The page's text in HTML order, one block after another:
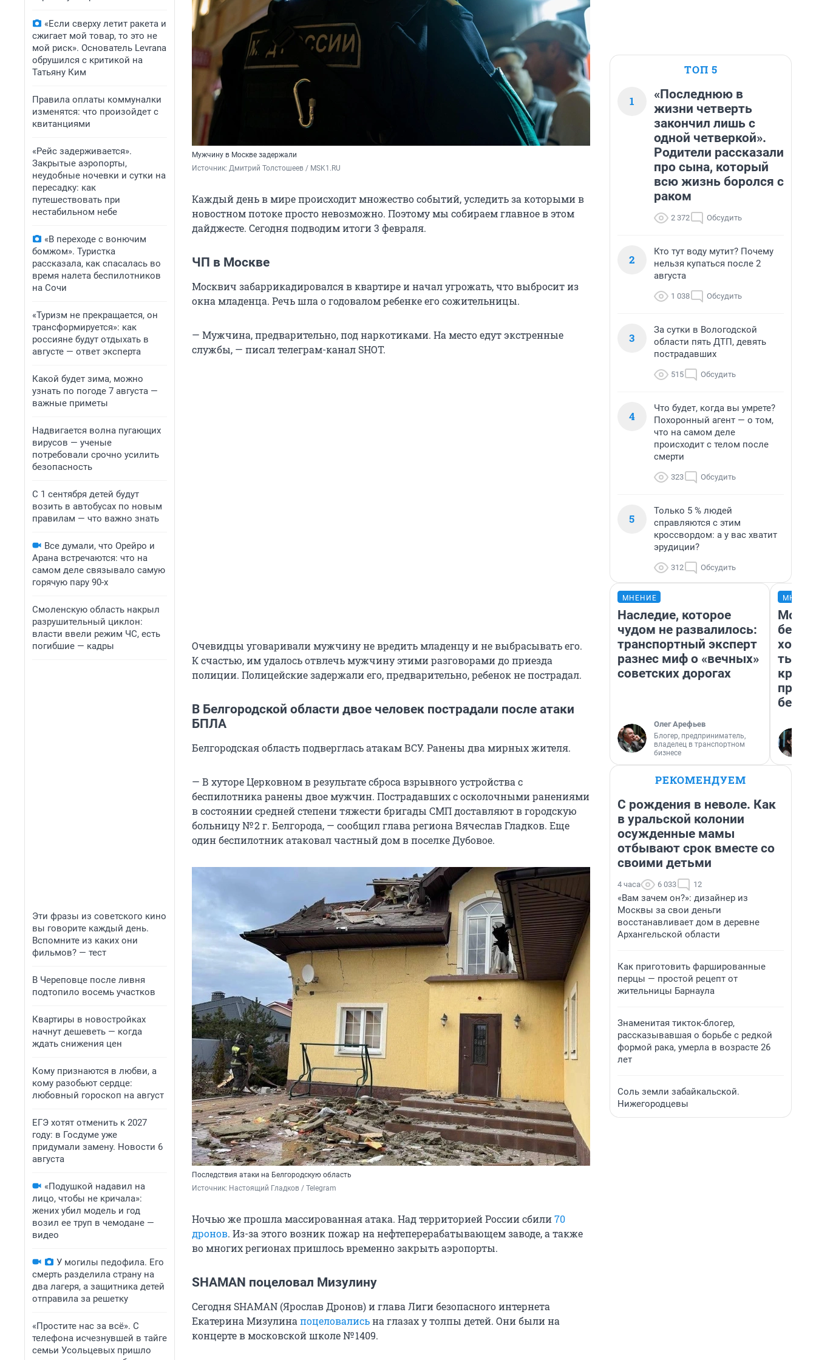
«Если сверху летит ракета и
сжигает мой товар, то это не
мой риск». Основатель Levrana
обрушился с критикой на
Татьяну Ким
Правила оплаты коммуналки
изменятся: что произойдет с
квитанциями
«Рейс задерживается».
Закрытые аэропорты,
неудобные ночевки и сутки на
пересадку: как
путешествовать при
нестабильном небе
«В переходе с вонючим
бомжом». Туристка
рассказала, как спасалась во
время налета беспилотников
на Сочи
«Туризм не прекращается, он
трансформируется»: как
россияне будут отдыхать в
августе — ответ эксперта
Какой будет зима, можно
узнать по погоде 7 августа —
важные приметы
Надвигается волна пугающих
вирусов — ученые
потребовали срочно усилить
безопасность
С 1 сентября детей будут
возить в автобусах по новым
правилам — что важно знать
Все думали, что Орейро и
Арана встречаются: что на
самом деле связывало самую
горячую пару 90-х
Смоленскую область накрыл
разрушительный циклон:
власти ввели режим ЧС, есть
погибшие — кадры
Эти фразы из советского кино
вы говорите каждый день.
Вспомните из каких они
фильмов? — тест
В Череповце после ливня
подтопило восемь участков
Квартиры в новостройках
начнут дешеветь — когда
ждать снижения цен
Кому признаются в любви, а
кому разобьют сердце:
любовный гороскоп на август
ЕГЭ хотят отменить к 2027
году: в Госдуме уже
придумали замену. Новости 6
августа
«Подушкой надавил на
лицо, чтобы не кричала»:
жених убил модель и год
возил ее труп в чемодане —
видео
У могилы педофила. Его
смерть разделила страну на
два лагеря, а защитника детей
отправила за решетку
«Простите нас за всё». С
телефона исчезнувшей в тайге
семьи Усольцевых пришло
Мужчину в Москве задержали
Источник: Дмитрий Толстошеев / MSK1.RU
Каждый день в мире происходит множество событий, уследить за которыми в
новостном потоке просто невозможно. Поэтому мы собираем главное в этом
дайджесте. Сегодня подводим итоги 3 февраля.
ЧП в Москве
Москвич забаррикадировался в квартире и начал угрожать, что выбросит из
окна младенца. Речь шла о годовалом ребенке его сожительницы.
— Мужчина, предварительно, под наркотиками. На место едут экстренные
службы, — писал телеграм-канал SHOT.
Очевидцы уговаривали мужчину не вредить младенцу и не выбрасывать его.
К счастью, им удалось отвлечь мужчину этими разговорами до приезда
полиции. Полицейские задержали его, предварительно, ребенок не пострадал.
В Белгородской области двое человек пострадали после атаки
БПЛА
Белгородская область подверглась атакам ВСУ. Ранены два мирных жителя.
— В хуторе Церковном в результате сброса взрывного устройства с
беспилотника ранены двое мужчин. Пострадавших с осколочными ранениями
в состоянии средней степени тяжести бригады СМП доставляют в городскую
больницу № 2 г. Белгорода, — сообщил глава региона Вячеслав Гладков. Еще
один беспилотник атаковал частный дом в поселке Дубовое.
Последствия атаки на Белгородскую область
Источник: Настоящий Гладков / Telegram
Ночью же прошла массированная атака. Над территорией России сбили70
дронов. Из-за этого возник пожар на нефтеперерабатывающем заводе, а также
во многих регионах пришлось временно закрыть аэропорты.
SHAMAN поцеловал Мизулину
Сегодня SHAMAN (Ярослав Дронов) и глава Лиги безопасного интернета
Екатерина Мизулина поцеловалисьна глазах у толпы детей. Они были на
концерте в московской школе № 1409.
ТОП 5
1
«Последнюю в
жизни четверть
закончил лишь с
одной четверкой».
Родители рассказали
про сына, который
всю жизнь боролся с
раком
2 372 Обсудить
2
Кто тут воду мутит? Почему
нельзя купаться после 2
августа
1 038 Обсудить
3
За сутки в Вологодской
области пять ДТП, девять
пострадавших
515 Обсудить
4
Что будет, когда вы умрете?
Похоронный агент — о том,
что на самом деле
происходит с телом после
смерти
323 Обсудить
5
Только 5 % людей
справляются с этим
кроссвордом: а у вас хватит
эрудиции?
312 Обсудить
МНЕНИЕ
Наследие, которое
чудом не развалилось:
транспортный эксперт
разнес миф о «вечных»
советских дорогах
Олег Арефьев
Блогер, предприниматель,
владелец в транспортном
бизнесе
Мой
РЕКОМЕНДУЕМ
С рождения в неволе. Как
в уральской колонии
осужденные мамы
отбывают срок вместе со
своими детьми
4 часа 6 033 12
«Вам зачем он?»: дизайнер из
Москвы за свои деньги
восстанавливает дом в деревне
Архангельской области
Как приготовить фаршированные
перцы — простой рецепт от
жительницы Барнаула
Знаменитая тикток-блогер,
рассказывавшая о борьбе с редкой
формой рака, умерла в возрасте 26
лет
Соль земли забайкальской.
Нижегородцевы